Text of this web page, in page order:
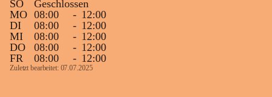
SO
Geschlossen
MO 08:00 - 12:00
DI
08:00 - 12:00
MI
08:00 - 12:00
DO
08:00 - 12:00
FR
08:00 - 12:00
Zuletzt bearbeitet: 07.07.2025